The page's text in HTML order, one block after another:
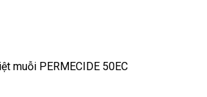
muỗi PERMECIDE 50EC